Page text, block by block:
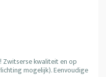
kwaliteit en op
mogelijk). Eenvoudige